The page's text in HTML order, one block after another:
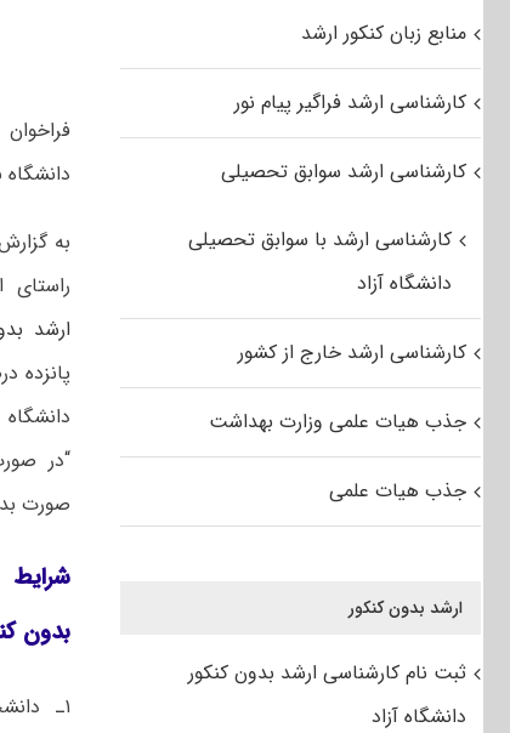
دانشگاه
به
ارشد
پانزده
“در
صورت
شرایط
بدون
۱ـ
منابع زبان کنکور ارشد
کارشناسی ارشد فراگیر پیام نور
کارشناسی ارشد سوابق تحصیلی
کارشناسی ارشد با سوابق تحصیلی
دانشگاه آزاد
کارشناسی ارشد خارج از کشور
جذب هیات علمی وزارت بهداشت
جذب هیات علمی
ارشد بدون کنکور
ثبت نام کارشناسی ارشد بدون کنکور
دانشگاه آزاد